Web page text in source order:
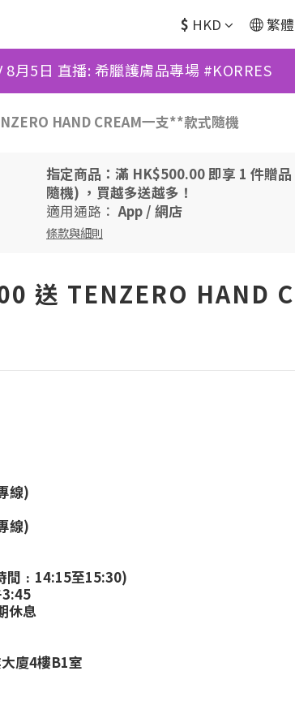
$ HKD 繁
8月5日 直播: 希臘護膚品專場 #KORRES
HAND CREAM一支**款式隨機
指定商品：滿 HK$500.00 即享 1 件贈
隨機) ，買越多送越多！
適用通路：App / 網店
條款與細則
送 TENZERO HAND
線)
線)
間﹕14:15至15:30)
休息
廈4樓B1室